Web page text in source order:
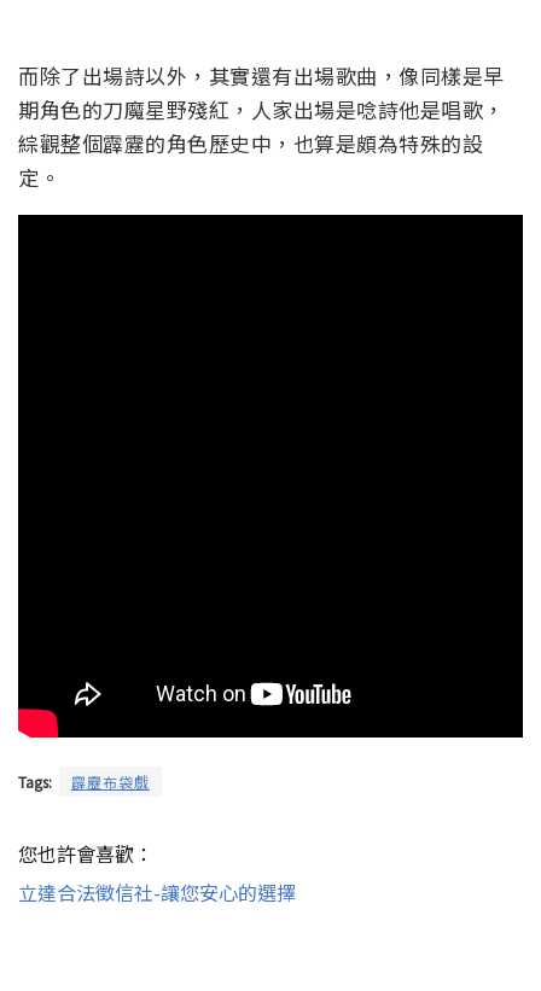
而除了出場詩以外，其實還有出場歌曲，像同樣是早
期角色的刀魔星野殘紅，人家出場是唸詩他是唱歌，
綜觀整個霹靂的角色歷史中，也算是頗為特殊的設
定。
Tags: 霹靂布袋戲
您也許會喜歡：
立達合法徵信社-讓您安心的選擇